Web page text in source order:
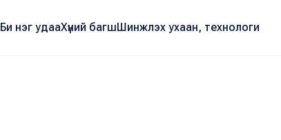
Би нэг удааХүний багшШинжлэх ухаан, технологи